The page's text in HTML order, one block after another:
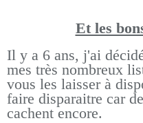
Et les
Il y a 6 ans, j'ai
mes très nombreux
vous les laisser à
faire disparaitre car
cachent encore.